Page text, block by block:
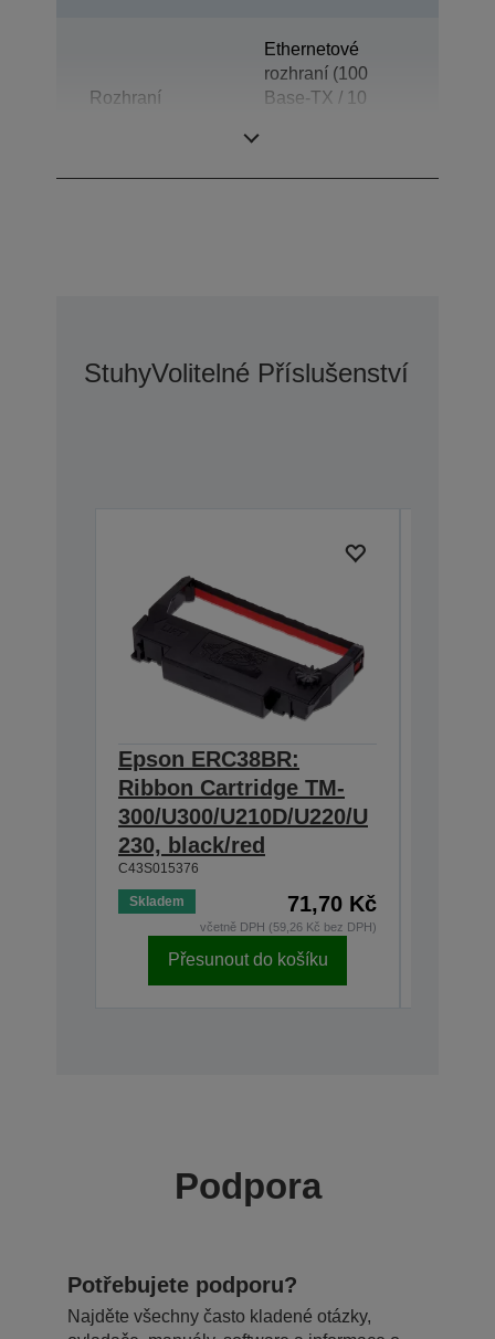
Rozhraní
Ethernetové
rozhraní (100
Base-TX / 10
StuhyVolitelné Příslušenství
Epson ERC38BR:
Ribbon Cartridge TM-
300/U300/U210D/U220/U
230, black/red
C43S015376
Skladem 71,70 Kč
včetně DPH (59,26 Kč bez DPH)
Přesunout do košíku
Podpora
Potřebujete podporu?
Najděte všechny často kladené otázky,